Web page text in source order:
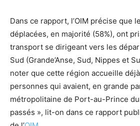
Dans ce rapport, l’OIM précise que
déplacées, en majorité (58%), ont
transport se dirigeant vers les
Sud (Grande’Anse, Sud, Nippes et
noter que cette région accueille
personnes qui avaient, en grande
métropolitaine de Port-au-Prince
passés », lit-on dans ce rapport